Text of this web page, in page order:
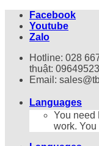
qua
Facebook
Youtube
Zalo
Hotline: 028
thuật:
Email:
Languages
You need
work. You